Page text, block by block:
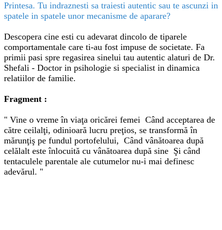
Printesa. Tu indraznesti sa traiesti autentic sau te ascunzi in
spatele in spatele unor mecanisme de aparare?
Descopera cine esti cu adevarat dincolo de tiparele
comportamentale care ti-au fost impuse de societate. Fa
primii pasi spre regasirea sinelui tau autentic alaturi de Dr.
Shefali - Doctor in psihologie si specialist in dinamica
relatiilor de familie.
Fragment :
" Vine o vreme în viaţa oricărei femei Când acceptarea de
către ceilalţi, odinioară lucru preţios, se transformă în
mărunţiş pe fundul portofelului, Când vânătoarea după
celălalt este înlocuită cu vânătoarea după sine Şi când
tentaculele parentale ale cutumelor nu-i mai definesc
adevărul. "